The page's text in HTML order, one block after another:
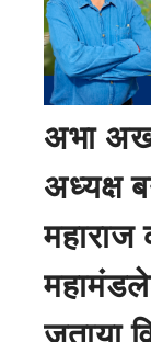
अभा
अध्यक्ष
महाराज